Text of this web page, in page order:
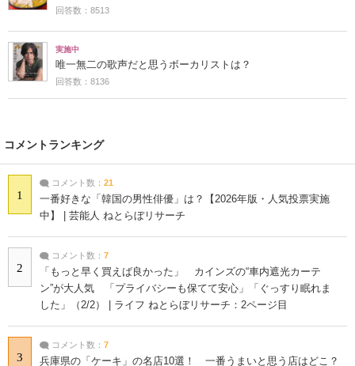
回答数：8513
実施中
唯一無二の歌声だと思うボーカリストは？
回答数：8136
コメントランキング
1
コメント数： 21
一番好きな「韓国の男性俳優」は？【2026年版・人気投票実施
中】 | 芸能人 ねとらぼリサーチ
2
コメント数： 7
「もっと早く買えば良かった」 カインズの“車内遮光カーテ
ン”が大人気 「プライバシーも保てて安心」「ぐっすり眠れま
した」（2/2） | ライフ ねとらぼリサーチ：2ページ目
3
コメント数： 7
兵庫県の「ケーキ」の名店10選！ 一番うまいと思う店はどこ？